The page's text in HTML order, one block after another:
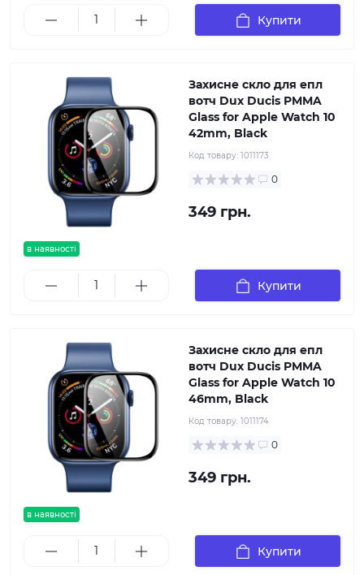
Купити
в наявності
Захисне скло для епл
вотч Dux Ducis PMMA
Glass for Apple Watch 10
42mm, Black
Код товару: 1011173
0
349 грн.
Купити
в наявності
Захисне скло для епл
вотч Dux Ducis PMMA
Glass for Apple Watch 10
46mm, Black
Код товару: 1011174
0
349 грн.
Купити